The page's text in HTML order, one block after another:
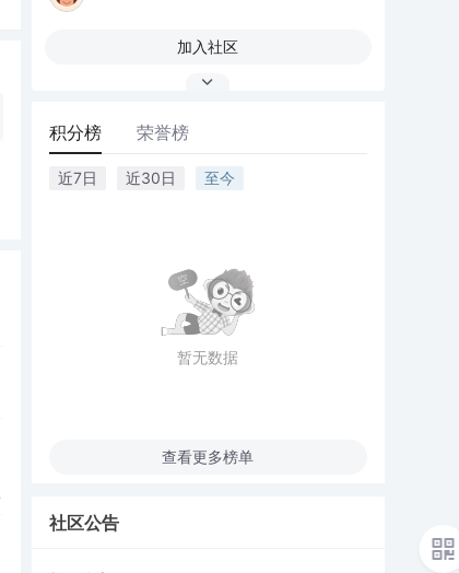
加入社区
积分榜 荣誉榜
近7日 近30日 至今
暂无数据
查看更多榜单
社区公告